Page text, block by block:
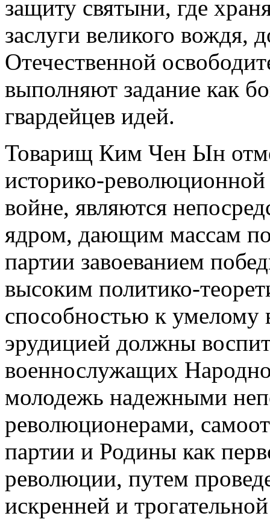
защиту святыни, где
заслуги великого вождя,
Отечественной
выполняют задание как
гвардейцев идей.
Товарищ Ким Чен Ын
историко-
войне, являются
ядром, дающим массам
партии завоеванием
высоким политико-
способностью к
эрудицией должны
военнослужащих
молодежь надежными
революционерами,
партии и Родины как
революции, путем
искренней и